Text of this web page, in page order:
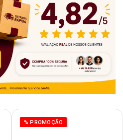
% PROMOÇÃO